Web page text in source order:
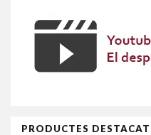
PRODUCTES